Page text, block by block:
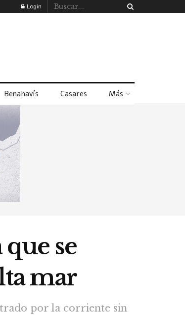
Login
Benahavís Casares Más
se
mar
por la corriente sin